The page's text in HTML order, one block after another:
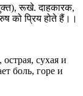
रूखे. दाहकारक,
को प्रिय होते हैं।।
острая, сухая и
боль, горе и